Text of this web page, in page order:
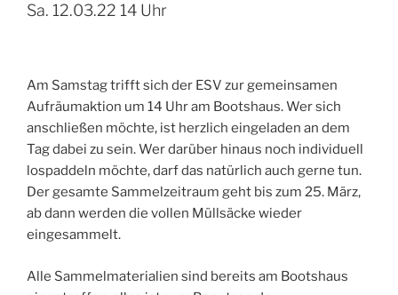
Sa. 12.03.22 14 Uhr
Am Samstag trifft sich der ESV zur gemeinsamen
Aufräumaktion um 14 Uhr am Bootshaus. Wer sich
anschließen möchte, ist herzlich eingeladen an dem
Tag dabei zu sein. Wer darüber hinaus noch individuell
lospaddeln möchte, darf das natürlich auch gerne tun.
Der gesamte Sammelzeitraum geht bis zum 25. März,
ab dann werden die vollen Müllsäcke wieder
eingesammelt.
Alle Sammelmaterialien sind bereits am Bootshaus